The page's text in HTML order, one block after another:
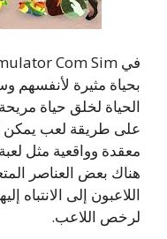
بحياة مثيرة
الحياة لخلق حياة
على طريقة لعب يمكن
هناك بعض العناصر
اللاعبون إلى الانتباه
لرخص اللاعب.